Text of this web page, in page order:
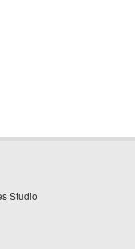
Studio